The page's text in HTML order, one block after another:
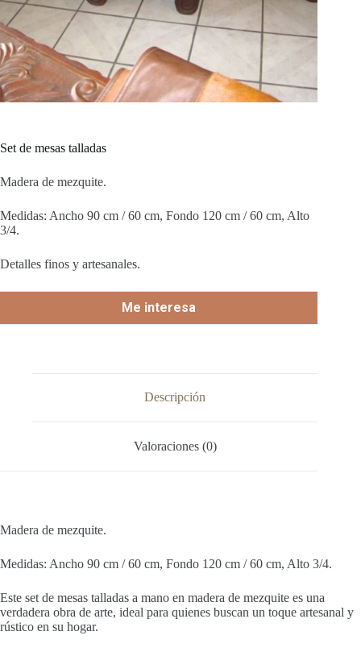
Set de mesas talladas
Madera de mezquite.
Medidas: Ancho 90 cm / 60 cm, Fondo 120 cm / 60 cm, Alto
3/4.
Detalles finos y artesanales.
Me interesa
Descripción
Valoraciones (0)
Madera de mezquite.
Medidas: Ancho 90 cm / 60 cm, Fondo 120 cm / 60 cm, Alto 3/4.
Este set de mesas talladas a mano en madera de mezquite es una
verdadera obra de arte, ideal para quienes buscan un toque artesanal y
rústico en su hogar.